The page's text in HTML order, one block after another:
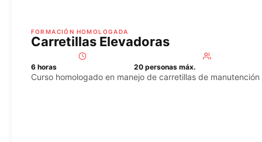
FORMACIÓN HOMOLOGADA
Carretillas Elevadoras
6 horas 20 personas máx.
Curso homologado en manejo de carretillas de